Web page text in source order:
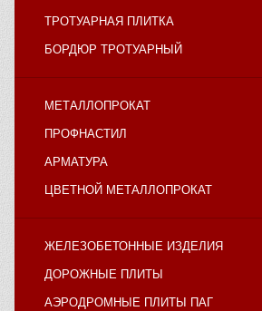
ТРОТУАРНАЯ ПЛИТКА
БОРДЮР ТРОТУАРНЫЙ
МЕТАЛЛОПРОКАТ
ПРОФНАСТИЛ
АРМАТУРА
ЦВЕТНОЙ МЕТАЛЛОПРОКАТ
ЖЕЛЕЗОБЕТОННЫЕ ИЗДЕЛИЯ
ДОРОЖНЫЕ ПЛИТЫ
АЭРОДРОМНЫЕ ПЛИТЫ ПАГ